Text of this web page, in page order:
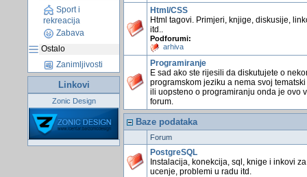
Sport i
rekreacija
Zabava
Ostalo
Zanimljivosti
Linkovi
Zonic Design
Html/CSS
Html tagovi. Primjeri, knjige, diskusije,
itd..
Podforumi:
arhiva
Programiranje
E sad ako ste rijesili da diskutujete o
programskom jeziku a nema svoj tematski
ili uopsteno o programiranju onda je ovo
forum.
Baze podataka
Forum
PostgreSQL
Instalacija, konekcija, sql, knige i inkovi za
ucenje, problemi u radu itd.